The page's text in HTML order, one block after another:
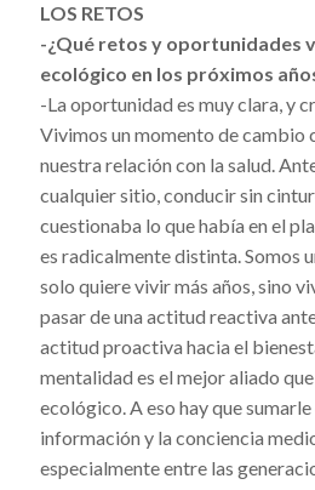
LOS RETOS
-¿Qué retos y oportunidades
ecológico en los próximos
-La oportunidad es muy clara, y
Vivimos un momento de cambio
nuestra relación con la salud.
cualquier sitio, conducir sin
cuestionaba lo que había en el
es radicalmente distinta. Somos
solo quiere vivir más años, sino
pasar de una actitud reactiva
actitud proactiva hacia el
mentalidad es el mejor aliado
ecológico. A eso hay que
información y la conciencia
especialmente entre las